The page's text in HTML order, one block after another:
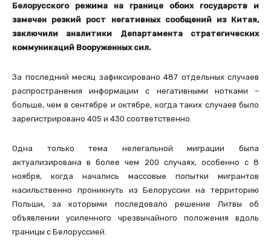
Белорусского режима на границе обоих государств и
замечен резкий рост негативных сообщений из Китая,
заключили аналитики Департамента стратегических
коммуникаций Вооруженных сил.
За последний месяц зафиксировано 487 отдельных случаев
распространения информации с негативными нотками –
больше, чем в сентябре и октябре, когда таких случаев было
зарегистрировано 405 и 430 соответственно.
Одна только тема нелегальной миграции была
актуализирована в более чем 200 случаях, особенно с 8
ноября, когда начались массовые попытки мигрантов
насильственно проникнуть из Белоруссии на территорию
Польши, за которыми последовало решение Литвы об
объявлении усиленного чрезвычайного положения вдоль
границы с Белоруссией.